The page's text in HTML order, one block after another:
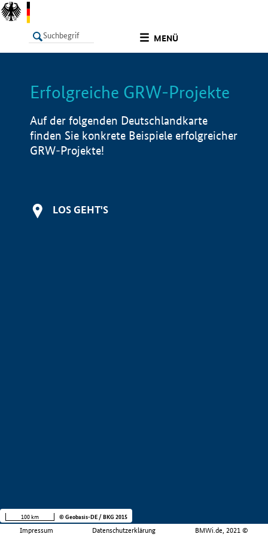
MENÜ
LISTE Info
Erfolgreiche GRW-Projekte
Auf der folgenden Deutschlandkarte
finden Sie konkrete Beispiele erfolgreicher
GRW-Projekte!
LOS GEHT'S
Impressum Datenschutzerklärung BMWi.de, 2021 ©
100 km © Geobasis-DE / BKG 2015